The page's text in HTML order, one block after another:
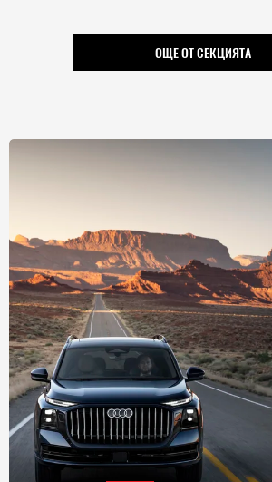
ОЩЕ ОТ СЕКЦИЯТА